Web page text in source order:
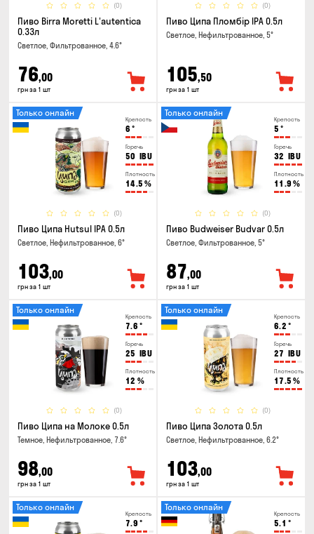
(0)
Пиво Birra Moretti L'autentica
0.33л
Светлое, Фильтрованное, 4.6°
76,00
грн за 1 шт
(0)
Пиво Ципа Пломбір IPA 0.5л
Светлое, Нефильтрованное, 5°
105,50
грн за 1 шт
Крепость
6 °
Горечь
50 IBU
Плотность
14.5 %
(0)
Только онлайн
Пиво Ципа Hutsul IPA 0.5л
Светлое, Нефильтрованное, 6°
103,00
грн за 1 шт
Крепость
5 °
Горечь
32 IBU
Плотность
11.9 %
(0)
Только онлайн
Пиво Budweiser Budvar 0.5л
Светлое, Фильтрованное, 5°
87,00
грн за 1 шт
Крепость
7.6 °
Горечь
25 IBU
Плотность
12 %
(0)
Только онлайн
Пиво Ципа на Молоке 0.5л
Темное, Нефильтрованное, 7.6°
98,00
грн за 1 шт
Крепость
6.2 °
Горечь
27 IBU
Плотность
17.5 %
(0)
Только онлайн
Пиво Ципа Золота 0.5л
Светлое, Нефильтрованное, 6.2°
103,00
грн за 1 шт
Крепость
7.9 °
Только онлайн
Крепость
5.1 °
Только онлайн